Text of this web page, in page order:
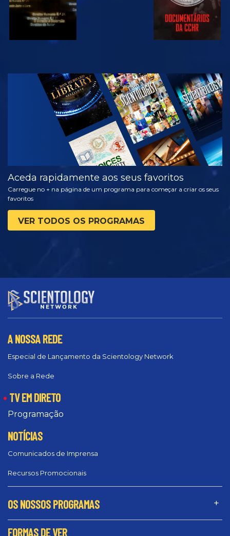
VER
EXPLORAR A
SÉRIE
Aceda rapidamente aos seus favoritos
Carregue no + na página de um programa para começar a criar os seus
favoritos
VER TODOS OS PROGRAMAS
A NOSSA REDE
Especial de Lançamento da Scientology Network
Sobre a Rede
TV EM DIRETO
Programação
NOTÍCIAS
Comunicados de Imprensa
Recursos Promocionais
OS NOSSOS PROGRAMAS
FORMAS DE VER